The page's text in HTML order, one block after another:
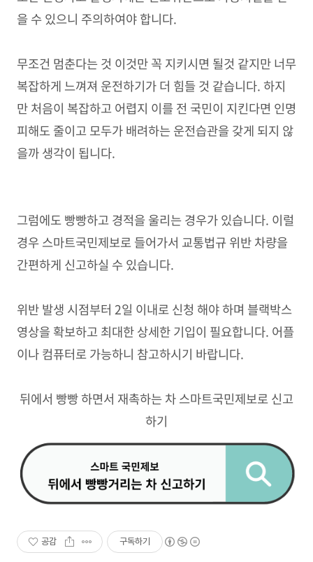
을 수 있으니 주의하여야 합니다.
무조건 멈춘다는 것 이것만 꼭 지키시면 될것 같지만 너무
복잡하게 느껴져 운전하기가 더 힘들 것 같습니다. 하지
만 처음이 복잡하고 어렵지 이를 전 국민이 지킨다면 인명
피해도 줄이고 모두가 배려하는 운전습관을 갖게 되지 않
을까 생각이 됩니다.
그럼에도 빵빵하고 경적을 울리는 경우가 있습니다. 이럴
경우 스마트국민제보로 들어가서 교통법규 위반 차량을
간편하게 신고하실 수 있습니다.
위반 발생 시점부터 2일 이내로 신청 해야 하며 블랙박스
영상을 확보하고 최대한 상세한 기입이 필요합니다. 어플
이나 컴퓨터로 가능하니 참고하시기 바랍니다.
뒤에서 빵빵 하면서 재촉하는 차 스마트국민제보로 신고
하기
공감 구독하기